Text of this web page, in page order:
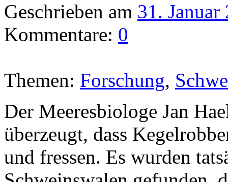
Geschrieben am 31. Januar
Kommentare: 0
Themen: Forschung,
Der Meeresbiologe Jan
überzeugt, dass
und fressen. Es wurden